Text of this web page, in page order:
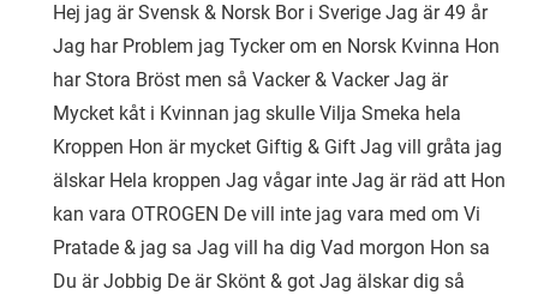
Hej jag är Svensk & Norsk Bor i Sverige Jag är 49 år
Jag har Problem jag Tycker om en Norsk Kvinna Hon
har Stora Bröst men så Vacker & Vacker Jag är
Mycket kåt i Kvinnan jag skulle Vilja Smeka hela
Kroppen Hon är mycket Giftig & Gift Jag vill gråta jag
älskar Hela kroppen Jag vågar inte Jag är räd att Hon
kan vara OTROGEN De vill inte jag vara med om Vi
Pratade & jag sa Jag vill ha dig Vad morgon Hon sa
Du är Jobbig De är Skönt & got Jag älskar dig så